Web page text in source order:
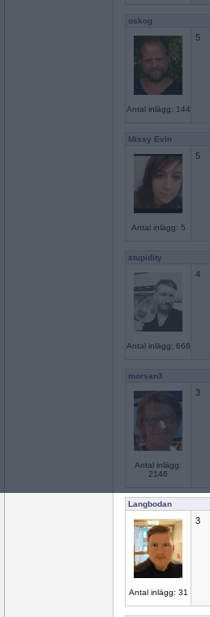
oskog
Antal inlägg: 144
5
Missy Evin
Antal inlägg: 5
5
stupidity
Antal inlägg: 666
4
morsan3
Antal inlägg:
2146
3
Langbodan
Antal inlägg: 31
3